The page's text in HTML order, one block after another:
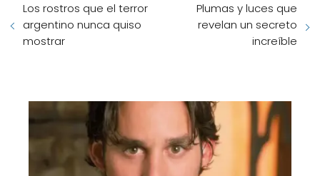
Los rostros que el terror
argentino nunca quiso
mostrar
Plumas y luces que
revelan un secreto
increíble